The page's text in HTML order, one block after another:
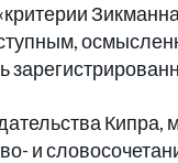
Кипра,
и